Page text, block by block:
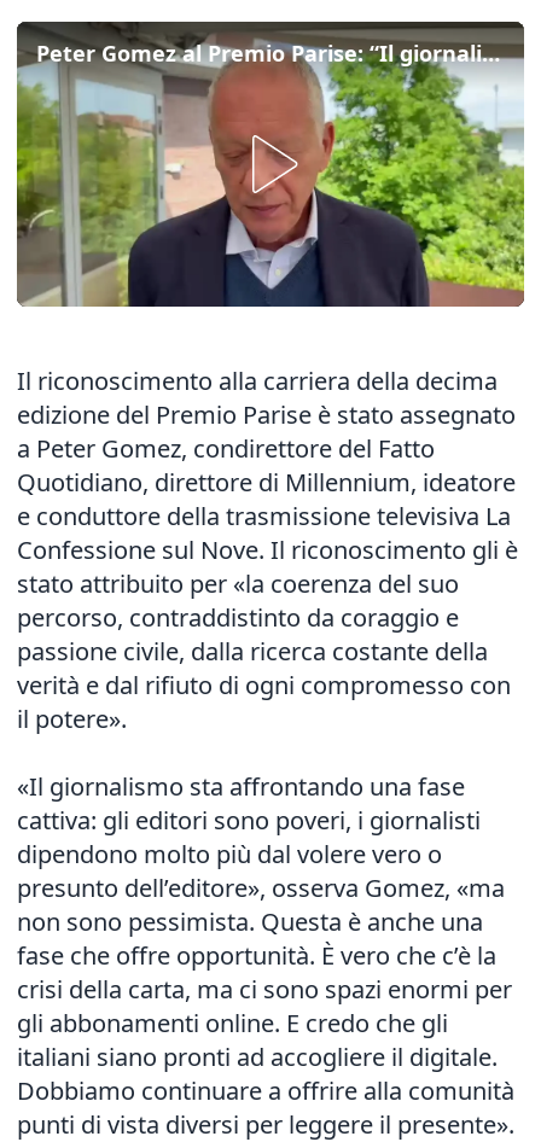
Peter Gomez al Premio Parise: “Il giornalismo è in crisi, ma il digitale offre nuove opportunità”
Il riconoscimento alla carriera della decima
edizione del Premio Parise è stato assegnato
a Peter Gomez, condirettore del Fatto
Quotidiano, direttore di Millennium, ideatore
e conduttore della trasmissione televisiva La
Confessione sul Nove. Il riconoscimento gli è
stato attribuito per «la coerenza del suo
percorso, contraddistinto da coraggio e
passione civile, dalla ricerca costante della
verità e dal rifiuto di ogni compromesso con
il potere».
«Il giornalismo sta affrontando una fase
cattiva: gli editori sono poveri, i giornalisti
dipendono molto più dal volere vero o
presunto dell’editore», osserva Gomez, «ma
non sono pessimista. Questa è anche una
fase che offre opportunità. È vero che c’è la
crisi della carta, ma ci sono spazi enormi per
gli abbonamenti online. E credo che gli
italiani siano pronti ad accogliere il digitale.
Dobbiamo continuare a offrire alla comunità
punti di vista diversi per leggere il presente».